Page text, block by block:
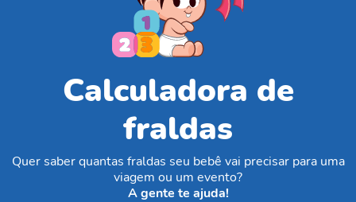
Calculadora de
fraldas
Quer saber quantas fraldas seu bebê vai precisar para uma
viagem ou um evento?
A gente te ajuda!